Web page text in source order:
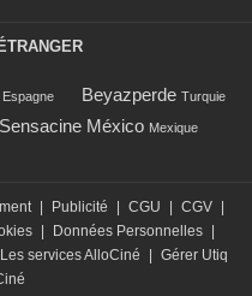
Espagne Beyazperde Turquie
Sensacine México Mexique
Publicité CGU CGV
Données Personnelles
Les services AlloCiné
Gérer Utiq